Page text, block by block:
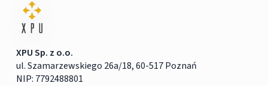
XPU Sp. z o.o.
ul. Szamarzewskiego 26a/18, 60-517 Poznań
NIP: 7792488801